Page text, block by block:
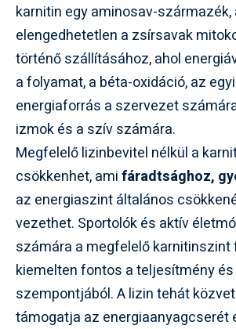
karnitin egy aminosav-származék,
elengedhetetlen a zsírsavak
történő szállításához, ahol
a folyamat, a béta-oxidáció, az
energiaforrás a szervezet
izmok és a szív számára.
Megfelelő lizinbevitel nélkül a
csökkenhet, amifáradtsághoz,
az energiaszint általános
vezethet. Sportolók és aktív
számára a megfelelő
kiemelten fontos a teljesítmény
szempontjából. A lizin tehát
támogatja az energiaanyagcserét